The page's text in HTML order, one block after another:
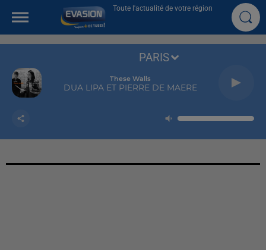
Toute l'actualité de votre région
These Walls
DUA LIPA ET PIERRE DE MAERE
PARIS